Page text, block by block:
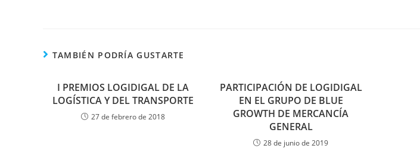
TAMBIÉN PODRÍA GUSTARTE
I PREMIOS LOGIDIGAL DE LA
LOGÍSTICA Y DEL TRANSPORTE
27 de febrero de 2018
PARTICIPACIÓN DE LOGIDIGAL
EN EL GRUPO DE BLUE
GROWTH DE MERCANCÍA
GENERAL
28 de junio de 2019